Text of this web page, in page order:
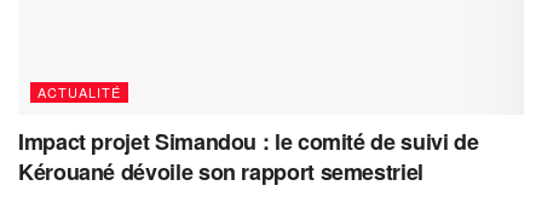
ACTUALITÉ
Impact projet Simandou : le comité de suivi de
Kérouané dévoile son rapport semestriel